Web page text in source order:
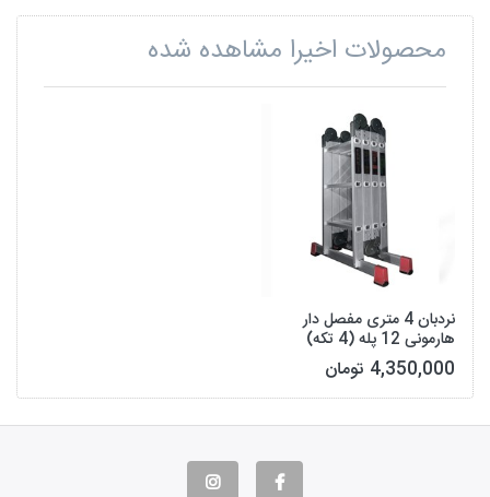
محصولات اخیرا مشاهده شده
نردبان 4 متری مفصل دار
هارمونی 12 پله (4 تکه)
4,350,000 تومان